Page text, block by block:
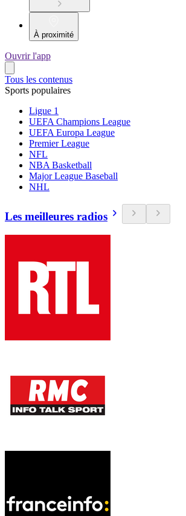
À proximité
Ouvrir l'app
Tous les contenus
Sports populaires
Ligue 1
UEFA Champions League
UEFA Europa League
Premier League
NFL
NBA Basketball
Major League Baseball
NHL
Les meilleures radios